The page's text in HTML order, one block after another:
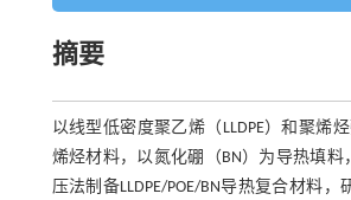
摘要
以线型低密度聚乙烯（LLDPE）和聚烯
烯烃材料，以氮化硼（BN）为导热填料
压法制备LLDPE/POE/BN导热复合材料，